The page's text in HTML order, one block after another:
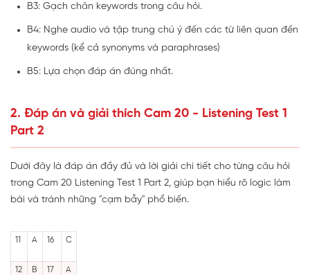
B3: Gạch chân keywords trong câu hỏi.
B4: Nghe audio và tập trung chú ý đến các từ liên quan đến
keywords (kể cả synonyms và paraphrases)
B5: Lựa chọn đáp án đúng nhất.
2. Đáp án và giải thích Cam 20 - Listening Test 1
Part 2
Dưới đây là đáp án đầy đủ và lời giải chi tiết cho từng câu hỏi
trong Cam 20 Listening Test 1 Part 2, giúp bạn hiểu rõ logic làm
bài và tránh những "cạm bẫy" phổ biến.
11 A 16 C
12 B 17 A